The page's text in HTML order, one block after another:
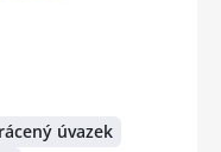
úvazek